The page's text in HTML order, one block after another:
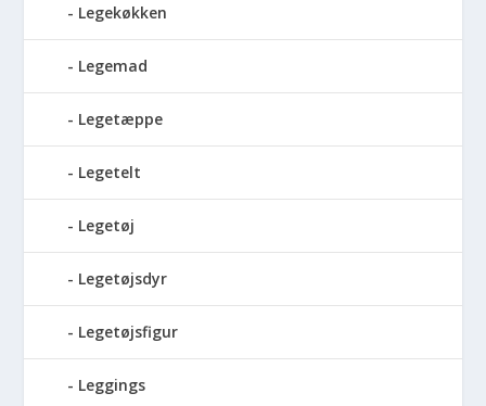
Legekøkken
Legemad
Legetæppe
Legetelt
Legetøj
Legetøjsdyr
Legetøjsfigur
Leggings